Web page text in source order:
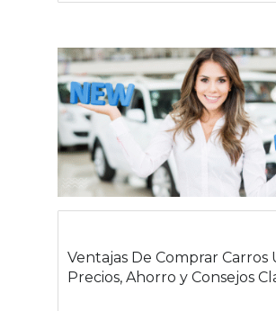
Ventajas De Comprar Carros
Precios, Ahorro y Consejos